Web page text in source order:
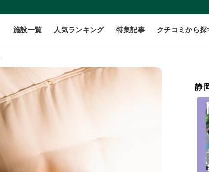
施設一覧 人気ランキング 特集記事 クチコミから探
静